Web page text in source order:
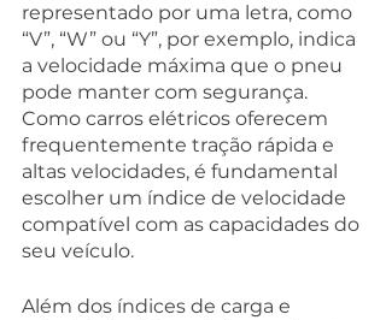
representado por uma letra, como
“V”, “W” ou “Y”, por exemplo, indica
a velocidade máxima que o pneu
pode manter com segurança.
Como carros elétricos oferecem
frequentemente tração rápida e
altas velocidades, é fundamental
escolher um índice de velocidade
compatível com as capacidades do
seu veículo.
Além dos índices de carga e